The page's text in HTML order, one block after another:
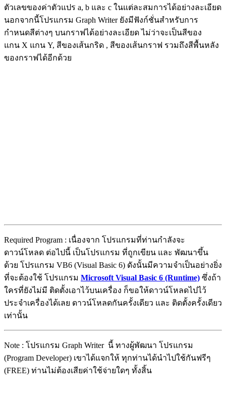
ตัวเลขของค่าตัวแปร a, b และ c ในแต่ละสมการได้อย่างละเอียด
นอกจากนี้โปรแกรม Graph Writer ยังมีฟังก์ชั่นสำหรับการ
กำหนดสีต่างๆ บนกราฟได้อย่างละเอียด ไม่ว่าจะเป็นสีของ
แกน X แกน Y, สีของเส้นกริด , สีของเส้นกราฟ รวมถึงสีพื้นหลัง
ของกราฟได้อีกด้วย
Required Program : เนื่องจาก โปรแกรมที่ท่านกำลังจะ
ดาวน์โหลด ต่อไปนี้ เป็นโปรแกรม ที่ถูกเขียน และ พัฒนาขึ้น
ด้วย โปรแกรม VB6 (Visual Basic 6) ดังนั้นมีความจำเป็นอย่างยิ่ง
ที่จะต้องใช้ โปรแกรม Microsoft Visual Basic 6 (Runtime) ซึ่งถ้า
ใครที่ยังไม่มี ติดตั้งเอาไว้บนเครื่อง ก็ขอให้ดาวน์โหลดไปไว้
ประจำเครื่องได้เลย ดาวน์โหลดกันครั้งเดียว และ ติดตั้งครั้งเดียว
เท่านั้น
Note : โปรแกรม Graph Writer นี้ ทางผู้พัฒนา โปรแกรม
(Program Developer) เขาได้แจกให้ ทุกท่านได้นำไปใช้กันฟรีๆ
(FREE) ท่านไม่ต้องเสียค่าใช้จ่ายใดๆ ทั้งสิ้น